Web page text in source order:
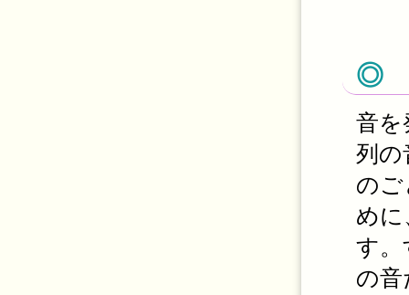
◎
音を
列の
のご
めに
す。
の音